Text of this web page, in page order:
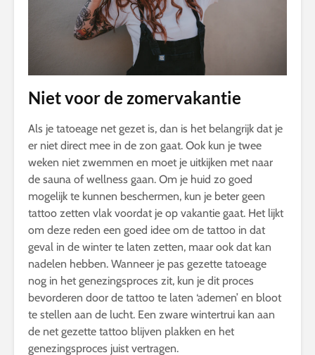
Niet voor de zomervakantie
Als je tatoeage net gezet is, dan is het belangrijk dat je
er niet direct mee in de zon gaat. Ook kun je twee
weken niet zwemmen en moet je uitkijken met naar
de sauna of wellness gaan. Om je huid zo goed
mogelijk te kunnen beschermen, kun je beter geen
tattoo zetten vlak voordat je op vakantie gaat. Het lijkt
om deze reden een goed idee om de tattoo in dat
geval in de winter te laten zetten, maar ook dat kan
nadelen hebben. Wanneer je pas gezette tatoeage
nog in het genezingsproces zit, kun je dit proces
bevorderen door de tattoo te laten ‘ademen’ en bloot
te stellen aan de lucht. Een zware wintertrui kan aan
de net gezette tattoo blijven plakken en het
genezingsproces juist vertragen.